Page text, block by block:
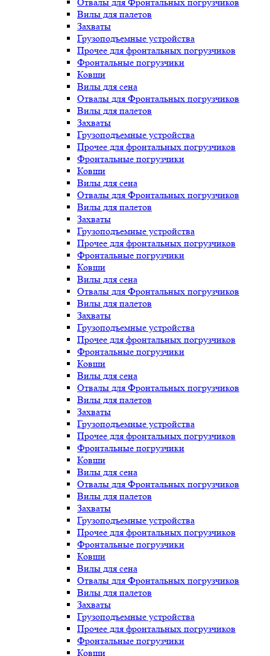
Вилы для палетов
Захваты
Грузоподъемные устройства
Прочее для фронтальных погрузчиков
Фронтальные погрузчики
Ковши
Вилы для сена
Отвалы для Фронтальных погрузчиков
Вилы для палетов
Захваты
Грузоподъемные устройства
Прочее для фронтальных погрузчиков
Фронтальные погрузчики
Ковши
Вилы для сена
Отвалы для Фронтальных погрузчиков
Вилы для палетов
Захваты
Грузоподъемные устройства
Прочее для фронтальных погрузчиков
Фронтальные погрузчики
Ковши
Вилы для сена
Отвалы для Фронтальных погрузчиков
Вилы для палетов
Захваты
Грузоподъемные устройства
Прочее для фронтальных погрузчиков
Фронтальные погрузчики
Ковши
Вилы для сена
Отвалы для Фронтальных погрузчиков
Вилы для палетов
Захваты
Грузоподъемные устройства
Прочее для фронтальных погрузчиков
Фронтальные погрузчики
Ковши
Вилы для сена
Отвалы для Фронтальных погрузчиков
Вилы для палетов
Захваты
Грузоподъемные устройства
Прочее для фронтальных погрузчиков
Фронтальные погрузчики
Ковши
Вилы для сена
Отвалы для Фронтальных погрузчиков
Вилы для палетов
Захваты
Грузоподъемные устройства
Прочее для фронтальных погрузчиков
Фронтальные погрузчики
Ковши